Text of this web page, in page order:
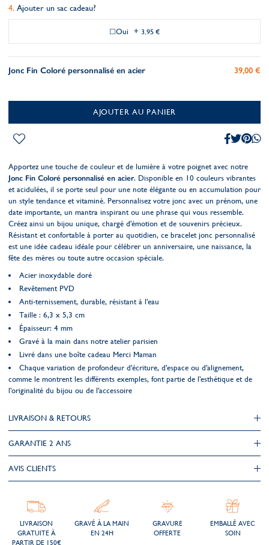
Ajouter un sac cadeau?
Oui + 3,95 €
Jonc Fin Coloré personnalisé en acier 39,00 €
AJOUTER AU PANIER
Apportez une touche de couleur et de lumière à votre poignet avec notre
Jonc Fin Coloré personnalisé en acier. Disponible en 10 couleurs vibrantes
et acidulées, il se porte seul pour une note élégante ou en accumulation pour
un style tendance et vitaminé. Personnalisez votre jonc avec un prénom, une
date importante, un mantra inspirant ou une phrase qui vous ressemble.
Créez ainsi un bijou unique, chargé d'émotion et de souvenirs précieux.
Résistant et confortable à porter au quotidien, ce bracelet jonc personnalisé
est une idée cadeau idéale pour célébrer un anniversaire, une naissance, la
fête des mères ou toute autre occasion spéciale.
Acier inoxydable doré
Revêtement PVD
Anti-ternissement, durable, résistant à l'eau
Taille : 6,3 x 5,3 cm
Épaisseur: 4 mm
Gravé à la main dans notre atelier parisien
Livré dans une boîte cadeau Merci Maman
Chaque variation de profondeur d'écriture, d'espace ou d'alignement,
comme le montrent les différents exemples, font partie de l'esthétique et de
l'originalité du bijou ou de l'accessoire
LIVRAISON & RETOURS
GARANTIE 2 ANS
AVIS CLIENTS
LIVRAISON
GRATUITE À
PARTIR DE 150€
GRAVÉ À LA MAIN
EN 24H
GRAVURE
OFFERTE
EMBALLÉ AVEC
SOIN